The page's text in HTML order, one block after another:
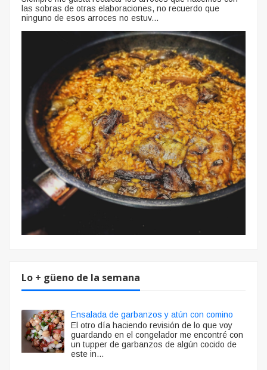
las sobras de otras elaboraciones, no recuerdo que
ninguno de esos arroces no estuv...
Lo + güeno de la semana
Ensalada de garbanzos y atún con comino
El otro día haciendo revisión de lo que voy
guardando en el congelador me encontré con
un tupper de garbanzos de algún cocido de
este in...